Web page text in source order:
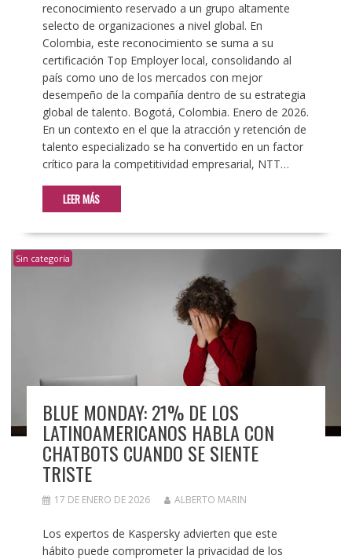
reconocimiento reservado a un grupo altamente
selecto de organizaciones a nivel global. En
Colombia, este reconocimiento se suma a su
certificación Top Employer local, consolidando al
país como uno de los mercados con mejor
desempeño de la compañía dentro de su estrategia
global de talento. Bogotá, Colombia. Enero de 2026.
En un contexto en el que la atracción y retención de
talento especializado se ha convertido en un factor
crítico para la competitividad empresarial, NTT…
LEER MÁS
Sin categoría
BLUE MONDAY: 21% DE LOS
LATINOAMERICANOS HABLA CON
CHATBOTS CUANDO SE SIENTE
TRISTE
17 DE ENERO DE 2026 ALBERTO MARIN
Los expertos de Kaspersky advierten que este
hábito puede comprometer la privacidad de los